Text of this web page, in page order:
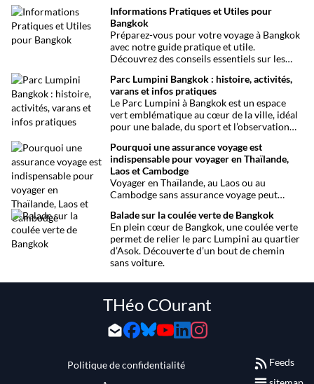
centre-ville.
Informations Pratiques et Utiles pour
Bangkok
Préparez-vous pour votre voyage à Bangkok
avec notre guide pratique et utile.
Découvrez des conseils essentiels sur les
transports et bien plus encore pour rendre
votre séjour aussi facile que possible.
Parc Lumpini Bangkok : histoire, activités,
varans et infos pratiques
Le Parc Lumpini à Bangkok est un espace
vert emblématique au cœur de la ville, idéal
pour une balade, du sport et l’observation
Pourquoi une assurance voyage est
indispensable pour voyager en Thaïlande,
Laos et Cambodge
Voyager en Thaïlande, au Laos ou au
Cambodge sans assurance voyage peut
maladies ou perte de bagages sont des
imprévus fréquents en Asie du Sud-Est.
Découvrez pourquoi une assurance voyage
est essentielle pour garantir votre sécurité
et votre sérénité.
Balade sur la coulée verte de Bangkok
En plein cœur de Bangkok, une coulée verte
permet de relier le parc Lumpini au quartier
d’Asok. Découverte d’un bout de chemin
sans voiture.
THéo COurant
Politique de confidentialité
Feeds